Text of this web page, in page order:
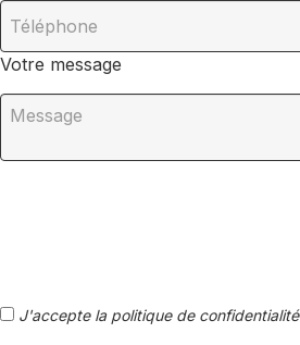
Votre message
J'accepte la politique de confidentialité